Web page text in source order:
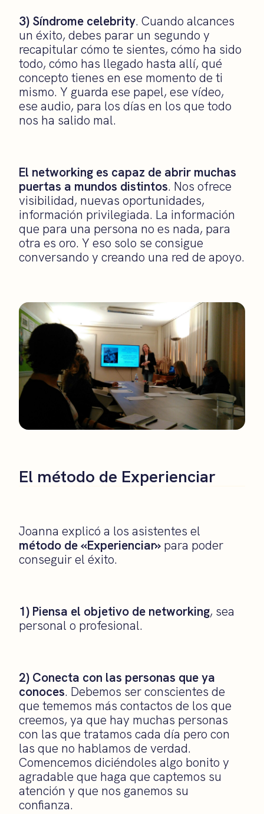
3) Síndrome celebrity. Cuando alcances
un éxito, debes parar un segundo y
recapitular cómo te sientes, cómo ha sido
todo, cómo has llegado hasta allí, qué
concepto tienes en ese momento de ti
mismo. Y guarda ese papel, ese vídeo,
ese audio, para los días en los que todo
nos ha salido mal.
El networking es capaz de abrir muchas
puertas a mundos distintos. Nos ofrece
visibilidad, nuevas oportunidades,
información privilegiada. La información
que para una persona no es nada, para
otra es oro. Y eso solo se consigue
conversando y creando una red de apoyo.
El método de Experienciar
Joanna explicó a los asistentes el
método de «Experienciar» para poder
conseguir el éxito.
1) Piensa el objetivo de networking, sea
personal o profesional.
2) Conecta con las personas que ya
conoces. Debemos ser conscientes de
que tememos más contactos de los que
creemos, ya que hay muchas personas
con las que tratamos cada día pero con
las que no hablamos de verdad.
Comencemos diciéndoles algo bonito y
agradable que haga que captemos su
atención y que nos ganemos su
confianza.